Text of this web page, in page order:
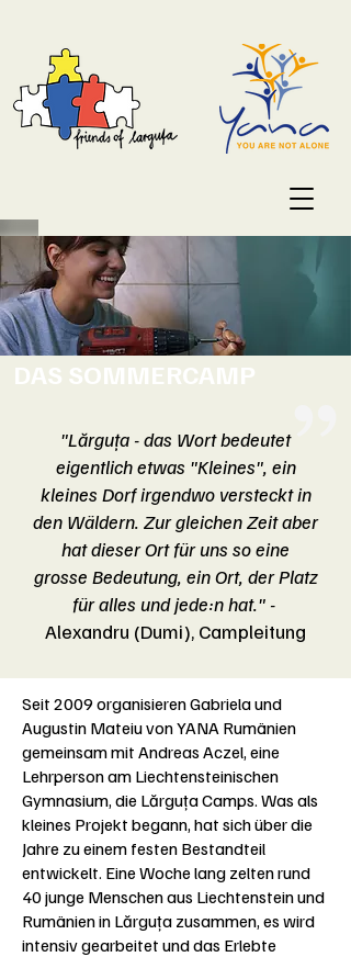
DAS SOMMERCAMP
​"Lărguța - das Wort bedeutet
eigentlich etwas "Kleines", ein
kleines Dorf irgendwo versteckt in
den Wäldern. Zur gleichen Zeit aber
hat dieser Ort für uns so eine
grosse Bedeutung, ein Ort, der Platz
für alles und jede:n hat." -
Alexandru (Dumi), Campleitung
Seit 2009 organisieren Gabriela und
Augustin Mateiu von YANA Rumänien
gemeinsam mit Andreas Aczel, eine
Lehrperson am Liechtensteinischen
Gymnasium, die Lărguța Camps. Was als
kleines Projekt begann, hat sich über die
Jahre zu einem festen Bestandteil
entwickelt. Eine Woche lang zelten rund
40 junge Menschen aus Liechtenstein und
Rumänien in Lărguța zusammen, es wird
intensiv gearbeitet und das Erlebte